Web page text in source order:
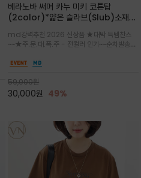
베라노바 써머 카누 미키 코튼탑
(2color)*얇은 슬라브(Slub)소재
하며, 몸에 잘 달라붙지 않아 쾌적
md강력추천 2026 신상품 ★대박 득템찬스
~~★주.문.대.폭.주 - 전컬러 인기~~순차발송중
드롭숄더 핏과 부드러운 라운드넥이 편안하며, 앞
다.
59,000원
30,000원 49%